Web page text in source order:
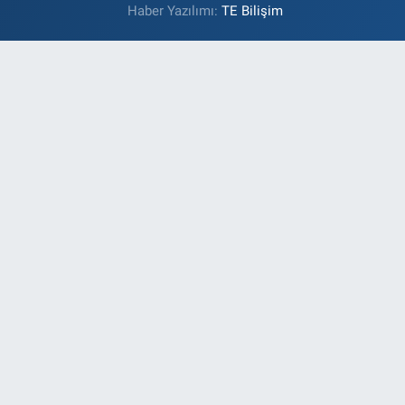
Haber Yazılımı:TE Bilişim